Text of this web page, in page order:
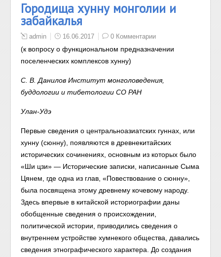
Городища хунну монголии и
забайкалья
admin 16.06.2017 0 Комментарии
(к вопросу о функциональном предназначении
поселенческих комплексов хунну)
С. В. Данилов Институт монголоведения,
буддологии и тибетологии СО РАН
Улан-Удэ
Первые сведения о центральноазиатских гуннах, или
хунну (сюнну), появляются в древнекитайских
исторических сочинениях, основным из которых было
«Ши цзи» — Исторические записки, написанныеСыма
Цянем, где одна из глав, «Повествование о сюнну»,
была посвященаэтому древнему кочевому народу.
Здесь впервые в китайской историографии даны
обобщенные сведения о происхождении,
политической истории, приводились сведения о
внутреннем устройствехумнекогообщества, давались
сведения этнографического характера. Досоздания